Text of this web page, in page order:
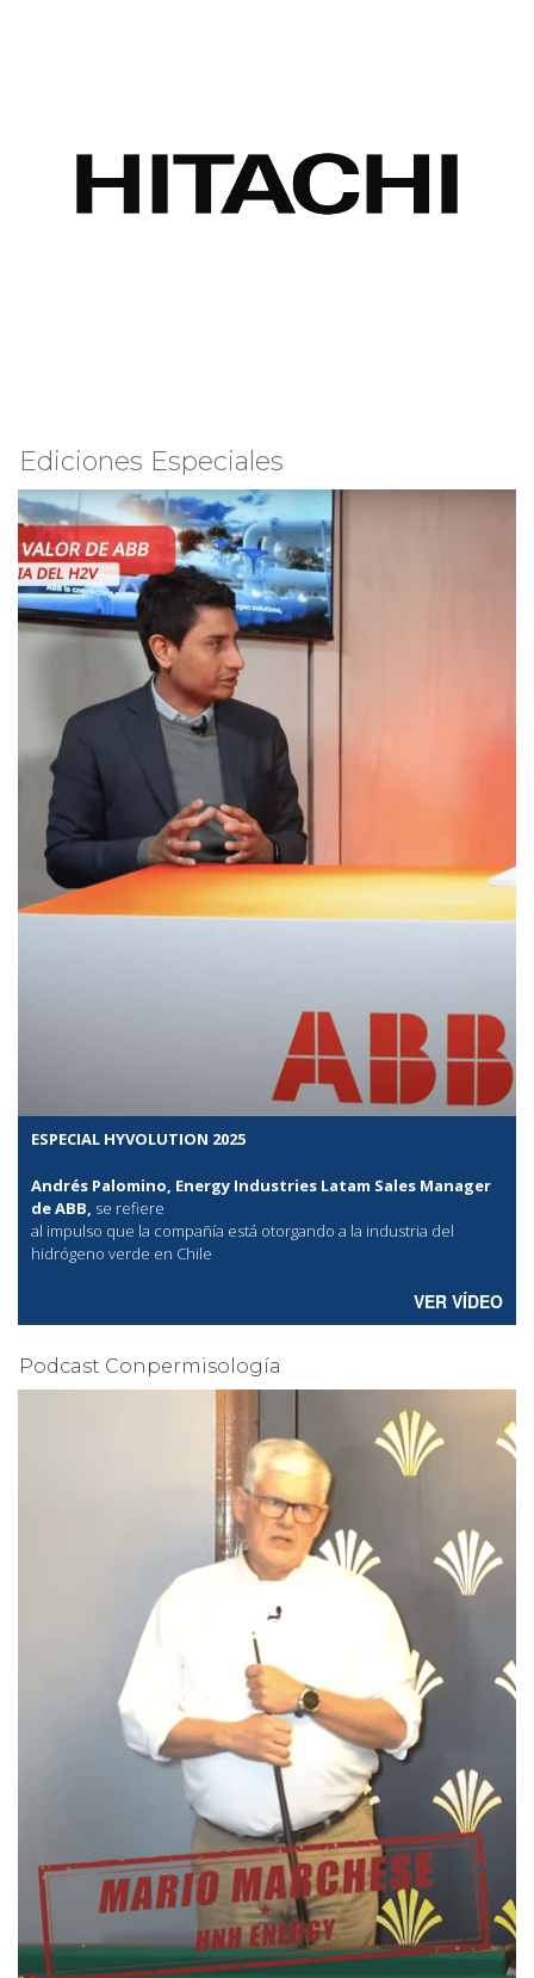
Ediciones Especiales
ESPECIAL HYVOLUTION 2025
Andrés Palomino, Energy Industries Latam Sales Manager
de ABB, se refiere
al impulso que la compañía está otorgando a la industria del
hidrógeno verde en Chile
VER VÍDEO
Podcast Conpermisología